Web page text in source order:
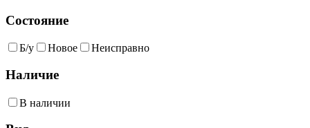
Состояние
Б/у Новое Неисправно
Наличие
В наличии